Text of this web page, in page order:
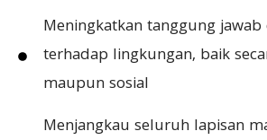
Meningkatkan tanggung
terhadap lingkungan, baik
maupun sosial
Menjangkau seluruh lapisan